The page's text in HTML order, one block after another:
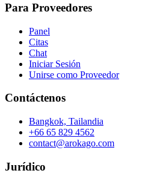
Para Proveedores
Panel
Citas
Chat
Iniciar Sesión
Unirse como Proveedor
Contáctenos
Bangkok, Tailandia
+66 65 829 4562
contact@arokago.com
Jurídico